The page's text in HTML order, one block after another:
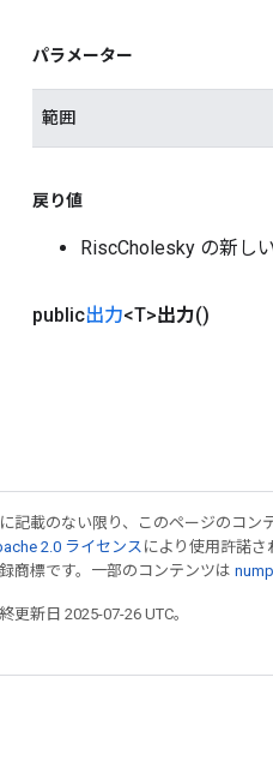
パラメーター
範囲
戻り値
RiscCholesky の新し
public出力<T>出力()
記載のない限り、このページのコン
2.0 ライセンス により使用許諾さ
商標です。一部のコンテンツは
更新日 2025-07-26 UTC。